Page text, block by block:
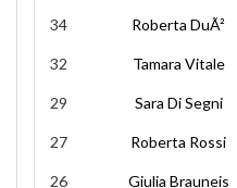
34 Roberta DuÃ²
32 Tamara Vitale
29 Sara Di Segni
27 Roberta Rossi
26 Giulia Brauneis